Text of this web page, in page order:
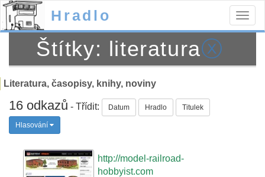
Hradlo
Štítky: literaturaⓧ
Literatura, časopisy, knihy, noviny
16 odkazů - Třídit: Datum Hradlo Titulek
Hlasování
http://model-railroad-
hobbyist.com